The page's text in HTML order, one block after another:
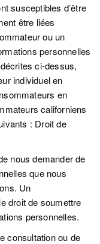
susceptibles d’être
être liées
ou un
personnelles
ci-dessus,
individuel en
en
californiens
: Droit de
nous demander de
que nous
Un
droit de soumettre
personnelles.
consultation ou de